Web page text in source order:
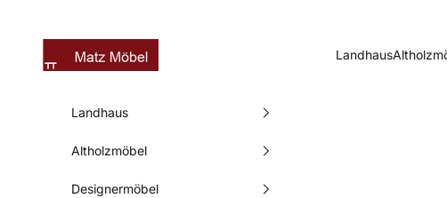
Matz Möbel Landhaus
Landhaus
Altholzmöbel
Designermöbel